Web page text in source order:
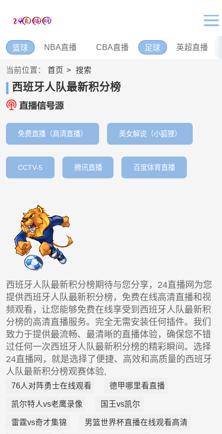
篮球 NBA直播 CBA直播 足球 英超直播
当前位置： 首页 搜索
西班牙人队最新积分榜
免费直播（高清直播） 美女解说（小狐狸）
CCTV-5 腾讯直播 百度体育直播
西班牙人队最新积分榜期待与您分享，24直播网为您
提供西班牙人队最新积分榜，免费在线高清直播和视
频观看，让您能够免费在线享受到西班牙人队最新积
分榜的高清直播服务。完全无需安装任何插件。我们
致力于提供最流畅、最清晰的直播体验，确保您不错
过任何一次西班牙人队最新积分榜的精彩瞬间。选择
24直播网，就是选择了便捷、高效和高质量的西班牙
人队最新积分榜观赛体验,
76人对阵勇士在线观看 德甲哪里看直播
凯尔特人vs老鹰录像 国王vs凯尔
雷霆vs奇才集锦 男篮世界杯直播在线观看高清